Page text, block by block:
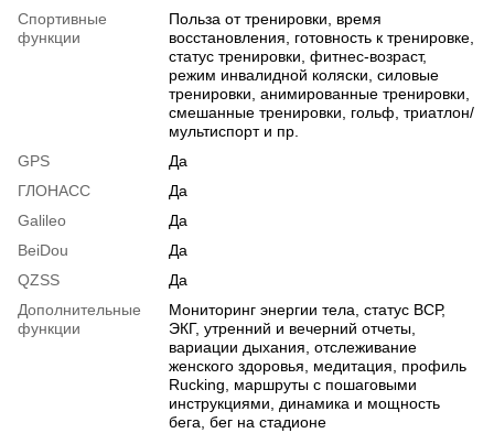
Спортивные
функции
Польза от тренировки, время
восстановления, готовность к тренировке,
статус тренировки, фитнес-возраст,
режим инвалидной коляски, силовые
тренировки, анимированные тренировки,
смешанные тренировки, гольф, триатлон/
мультиспорт и пр.
GPS
Да
ГЛОНАСС
Да
Galileo
Да
BeiDou
Да
QZSS
Да
Дополнительные
функции
Мониторинг энергии тела, статус ВСР,
ЭКГ, утренний и вечерний отчеты,
вариации дыхания, отслеживание
женского здоровья, медитация, профиль
Rucking, маршруты с пошаговыми
инструкциями, динамика и мощность
бега, бег на стадионе